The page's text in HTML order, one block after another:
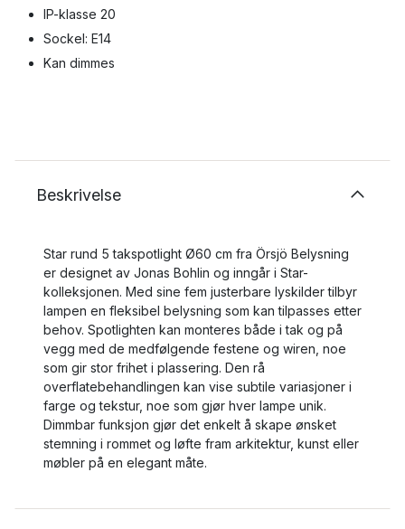
IP-klasse 20
Sockel: E14
Kan dimmes
Beskrivelse
Star rund 5 takspotlight Ø60 cm fra Örsjö Belysning
er designet av Jonas Bohlin og inngår i Star-
kolleksjonen. Med sine fem justerbare lyskilder tilbyr
lampen en fleksibel belysning som kan tilpasses etter
behov. Spotligh­ten kan monteres både i tak og på
vegg med de medfølgende festene og wiren, noe
som gir stor frihet i plassering. Den rå
overflatebehandlingen kan vise subtile variasjoner i
farge og tekstur, noe som gjør hver lampe unik.
Dimmbar funksjon gjør det enkelt å skape ønsket
stemning i rommet og løfte fram arkitektur, kunst eller
møbler på en elegant måte.